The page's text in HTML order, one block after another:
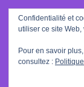
:
Confidentialité et
utiliser ce site
Pour en savoir
consultez :